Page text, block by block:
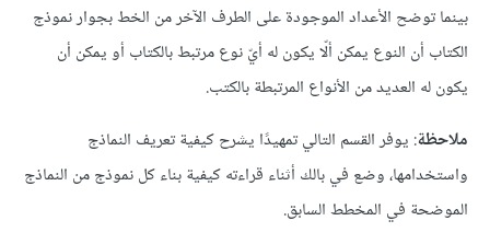
بينما توضح الأعداد الموجودة على الطرف الآخر من الخط بجوار نموذج
الكتاب أن النوع يمكن ألّا يكون له أيّ نوع مرتبط بالكتاب أو يمكن أن
يكون له العديد من الأنواع المرتبطة بالكتب.
ملاحظة: يوفر القسم التالي تمهيدًا يشرح كيفية تعريف النماذج
واستخدامها، وضع في بالك أثناء قراءته كيفية بناء كل نموذج من النماذج
الموضحة في المخطط السابق.